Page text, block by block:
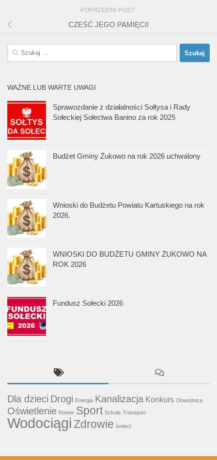
POPRZEDNI POST
CZEŚĆ JEGO PAMIĘCI!
Szukaj:
WAŻNE LUB WARTE UWAGI
Sprawozdanie z działalności Sołtysa i Rady
Sołeckiej Sołectwa Banino za rok 2025
Budżet Gminy Żukowo na rok 2026 uchwalony
Wnioski do Budżetu Powiatu Kartuskiego na rok
2026.
WNIOSKI DO BUDŻETU GMINY ŻUKOWO NA
ROK 2026
Fundusz Sołecki 2026
Dla dzieci Drogi Energia Kanalizacja Konkurs Obwodnica
Oświetlenie Rower Sport Szkoła Transport
WodociągiZdrowie śmieci